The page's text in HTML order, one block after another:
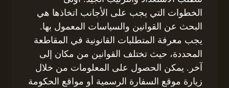
الخطوات التي يجب على الأجانب اتخاذها هي
البحث عن القوانين والسياسات المعمول بها.
يجب معرفة المتطلبات القانونية في المقاطعة
المحددة، حيث تختلف القوانين من مكان إلى
آخر. يمكن الحصول على المعلومات من خلال
زيارة موقع السفارة الرسمية أو مواقع الحكومة